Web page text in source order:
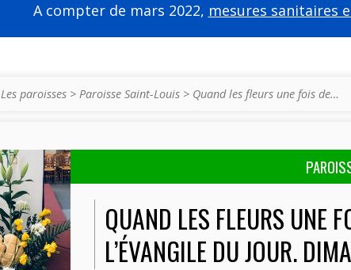
A compter de mars 2022, mesures sanitaires
Les paroisses > Paroisse Saint-Louis > Quand les fleurs une fois de…
QUAND LES FLEURS UNE
L’ÉVANGILE DU JOUR.